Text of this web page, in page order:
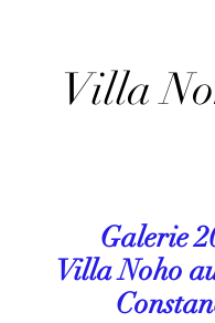
Villa
Galerie
Villa Noho